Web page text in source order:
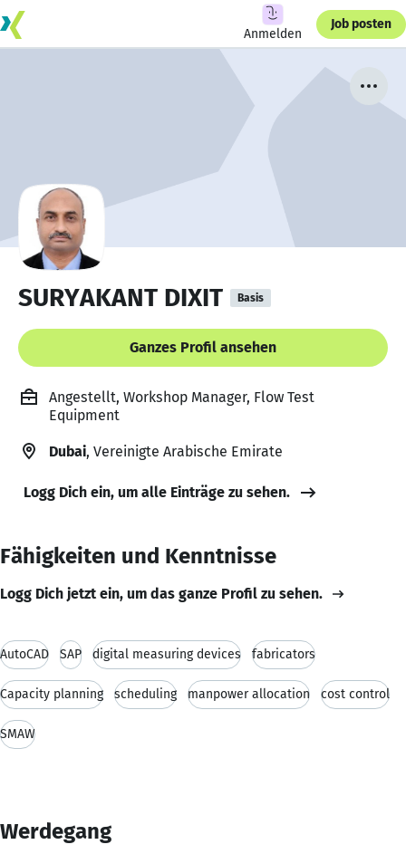
Anmelden
Job posten
SURYAKANT DIXIT Basis
Ganzes Profil ansehen
Angestellt, Workshop Manager, Flow Test
Equipment
Dubai, Vereinigte Arabische Emirate
Logg Dich ein, um alle Einträge zu sehen.
Fähigkeiten und Kenntnisse
Logg Dich jetzt ein, um das ganze Profil zu sehen.
AutoCAD SAP digital measuring devices fabricators
Capacity planning scheduling manpower allocation cost control
SMAW
Werdegang